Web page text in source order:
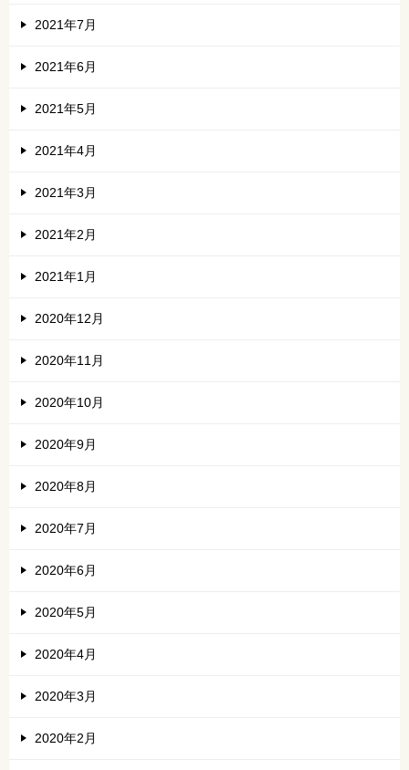
2021年7月
2021年6月
2021年5月
2021年4月
2021年3月
2021年2月
2021年1月
2020年12月
2020年11月
2020年10月
2020年9月
2020年8月
2020年7月
2020年6月
2020年5月
2020年4月
2020年3月
2020年2月